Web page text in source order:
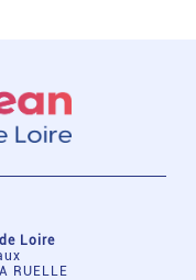
Loire
RUELLE